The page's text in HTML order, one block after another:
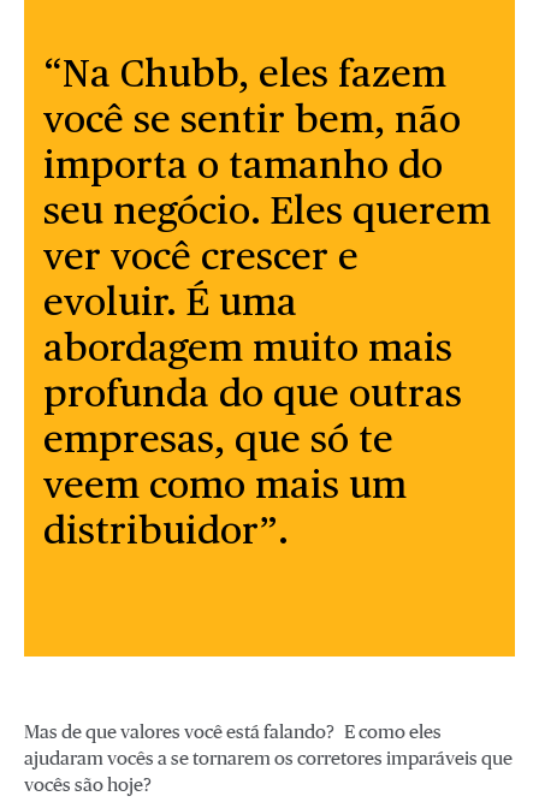
“Na Chubb, eles fazem
você se sentir bem, não
importa o tamanho do
seu negócio. Eles querem
ver você crescer e
evoluir. É uma
abordagem muito mais
profunda do que outras
empresas, que só te
veem como mais um
distribuidor”.
Mas de que valores você está falando? E como eles
ajudaram vocês a se tornarem os corretores imparáveis que
vocês são hoje?